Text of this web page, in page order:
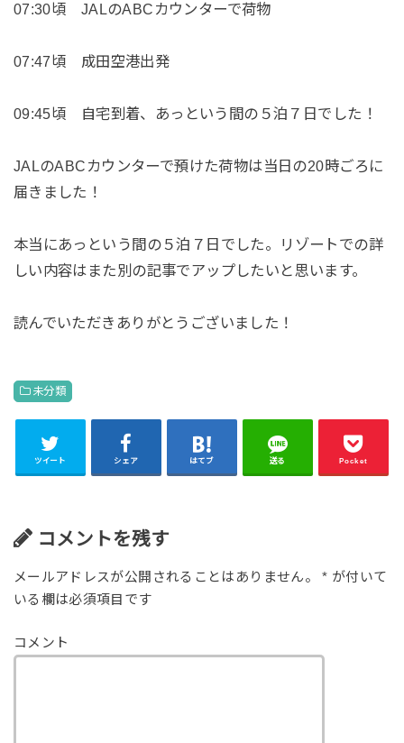
07:30頃 JALのABCカウンターで荷物
07:47頃 成田空港出発
09:45頃 自宅到着、あっという間の５泊７日でした！
JALのABCカウンターで預けた荷物は当日の20時ごろに
届きました！
本当にあっという間の５泊７日でした。リゾートでの詳
しい内容はまた別の記事でアップしたいと思います。
読んでいただきありがとうございました！
未分類
ツイート シェア はてブ 送る Pocket
コメントを残す
メールアドレスが公開されることはありません。 * が付いて
いる欄は必須項目です
コメント